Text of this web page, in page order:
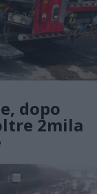
dopo
2mila